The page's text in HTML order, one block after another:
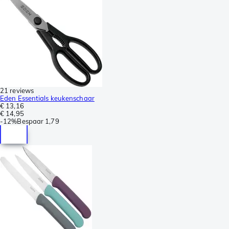
21 reviews
Eden Essentials keukenschaar
€ 13,16
€ 14,95
-12%Bespaar 1,79